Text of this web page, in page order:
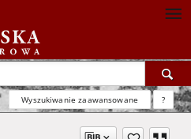
Wyszukiwanie zaawansowane ?